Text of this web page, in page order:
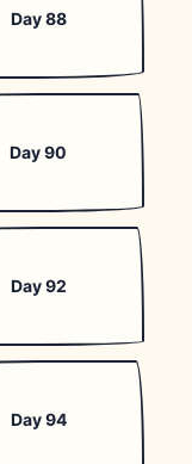
Day 88
Day 90
Day 92
Day 94